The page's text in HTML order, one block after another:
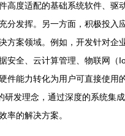
高度适配的基础系统软件、驱
分发挥。另一方面，积极投入
方案领域。例如，开发针对企
据安全、云计算管理、物联网（
件能力转化为用户可直接使用
研发理念，通过深度的系统集
率的解决方案。